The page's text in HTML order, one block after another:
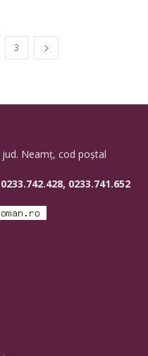
3
Neamţ, cod poştal
0233.741.652